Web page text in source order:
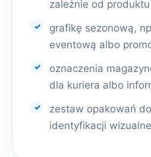
zależnie od
grafikę sezonową,
eventową albo
oznaczenia
dla kuriera albo
zestaw opakowań
identyfikacji